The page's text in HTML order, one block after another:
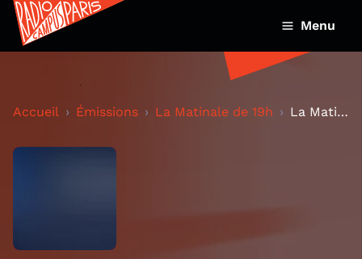
Menu
Accueil Émissions La Matinale de 19h La Matinale – Les femmes dans l'électro et King Ko...